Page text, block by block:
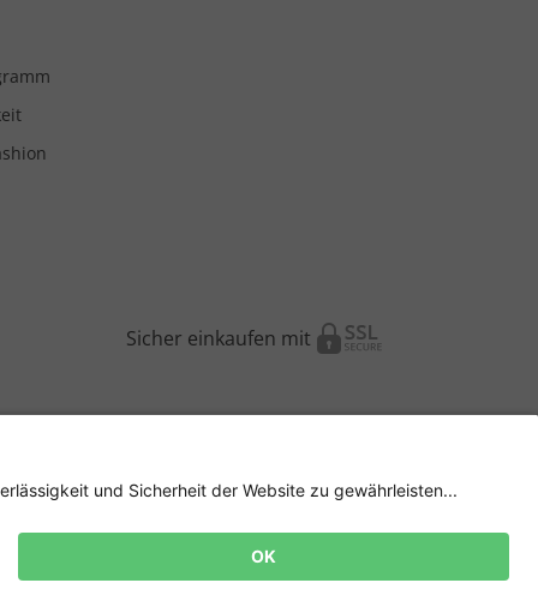
Sicher einkaufen mit